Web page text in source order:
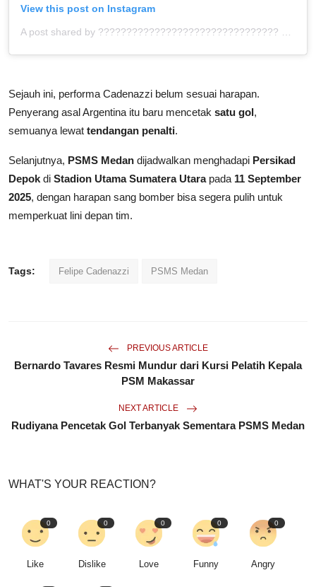
View this post on Instagram
Sejauh ini, performa Cadenazzi belum sesuai harapan.
Penyerang asal Argentina itu baru mencetak satu gol,
semuanya lewat tendangan penalti.
Selanjutnya, PSMS Medan dijadwalkan menghadapi Persikad
Depok di Stadion Utama Sumatera Utarapada 11 September
2025, dengan harapan sang bomber bisa segera pulih untuk
memperkuat lini depan tim.
Tags: Felipe Cadenazzi PSMS Medan
PREVIOUS ARTICLE
Bernardo Tavares Resmi Mundur dari Kursi Pelatih Kepala
PSM Makassar
NEXT ARTICLE
Rudiyana Pencetak Gol Terbanyak Sementara PSMS Medan
WHAT'S YOUR REACTION?
0
Like
0
Dislike
0
Love
0
Funny
0
Angry